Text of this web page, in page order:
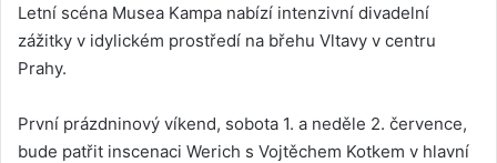
Letní scéna Musea Kampa nabízí intenzivní divadelní
zážitky v idylickém prostředí na břehu Vltavy v centru
Prahy.
První prázdninový víkend, sobota 1. a neděle 2. července,
bude patřit inscenaci Werich s Vojtěchem Kotkem v hlavní